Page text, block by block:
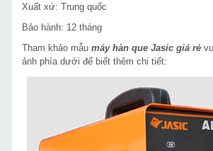
Xuất xứ: Trung quốc
Bảo hành: 12 tháng
Tham khảo mẫu máy hàn que Jasic giá rẻ
ảnh phía dưới để biết thêm chi tiết: